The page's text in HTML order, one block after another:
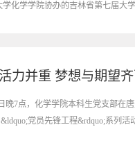
学化学学院协办的吉林省第七届大
晚7点，化学学院本科生党支部在
党员先锋工程&rdquo;系列活